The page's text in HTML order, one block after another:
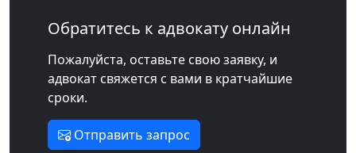
Обратитесь к адвокату онлайн
Пожалуйста, оставьте свою заявку, и
адвокат свяжется с вами в кратчайшие
сроки.
Отправить запрос